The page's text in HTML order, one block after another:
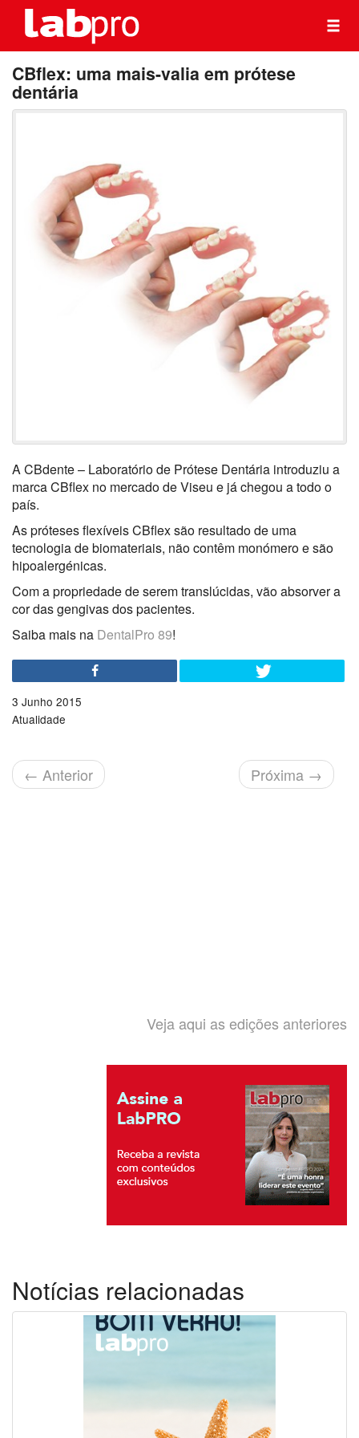
CBflex: uma mais-valia em prótese
dentária
A CBdente – Laboratório de Prótese Dentária introduziu a
marca CBflex no mercado de Viseu e já chegou a todo o
país.
As próteses flexíveis CBflex são resultado de uma
tecnologia de biomateriais, não contêm monómero e são
hipoalergénicas.
Com a propriedade de serem translúcidas, vão absorver a
cor das gengivas dos pacientes.
Saiba mais na DentalPro 89!
3 Junho 2015
Atualidade
← Anterior Próxima →
Veja aqui as edições anteriores
Notícias relacionadas